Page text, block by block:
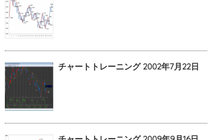
チャートトレーニング 2002年7月22日